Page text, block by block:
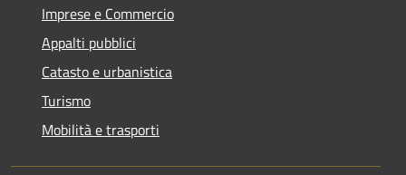
Imprese e Commercio
Appalti pubblici
Catasto e urbanistica
Turismo
Mobilità e trasporti